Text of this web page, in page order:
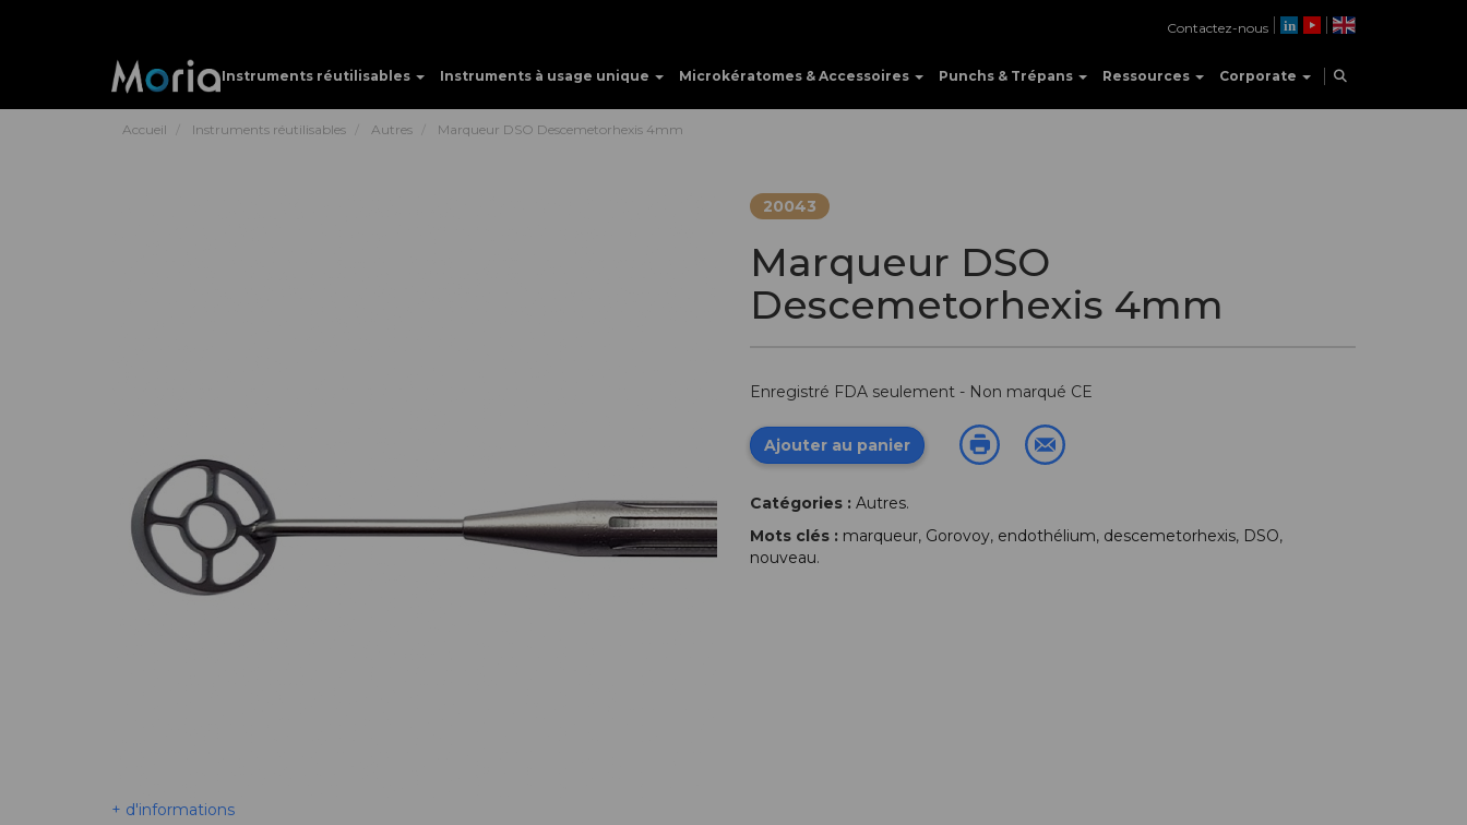
Instruments réutilisables Instruments à usage unique Microkératomes & Accessoires Punchs & Trépans Ressources Corporate
Contactez-nous
Accueil Instruments réutilisables Autres Marqueur DSO Descemetorhexis 4mm
+ d'informations
20043
Marqueur DSO
Descemetorhexis 4mm
Enregistré FDA seulement - Non marqué CE
Ajouter au panier
Catégories : Autres.
Mots clés : marqueur, Gorovoy, endothélium, descemetorhexis, DSO,
nouveau.